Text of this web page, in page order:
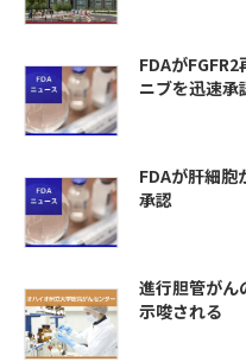
FDAが
ニブを迅速承
FDAが肝細胞
承認
進行胆管がん
示唆される